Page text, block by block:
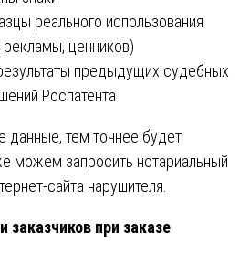
реального использования
ценников)
предыдущих судебных
Роспатента
данные, тем точнее будет
можем запросить нотариальный
сайта нарушителя.
при заказе